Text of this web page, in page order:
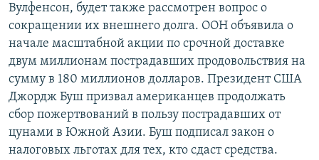
ПОДПИШИТЕСЬ НА РАССЫЛКУ
Все сайты РСЕ/РС
Вулфенсон, будет также рассмотрен вопрос о
сокращении их внешнего долга. ООН объявила о
начале масштабной акции по срочной доставке
двум миллионам пострадавших продовольствия на
сумму в 180 миллионов долларов. Президент США
Джордж Буш призвал американцев продолжать
сбор пожертвований в пользу пострадавших от
цунами в Южной Азии. Буш подписал закон о
налоговых льготах для тех, кто сдаст средства.